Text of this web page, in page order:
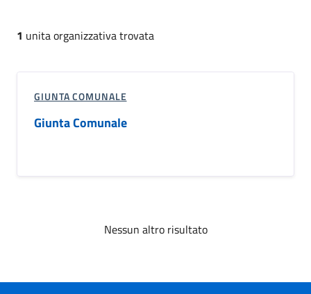
1 unita organizzativa trovata
GIUNTA COMUNALE
Giunta Comunale
Nessun altro risultato